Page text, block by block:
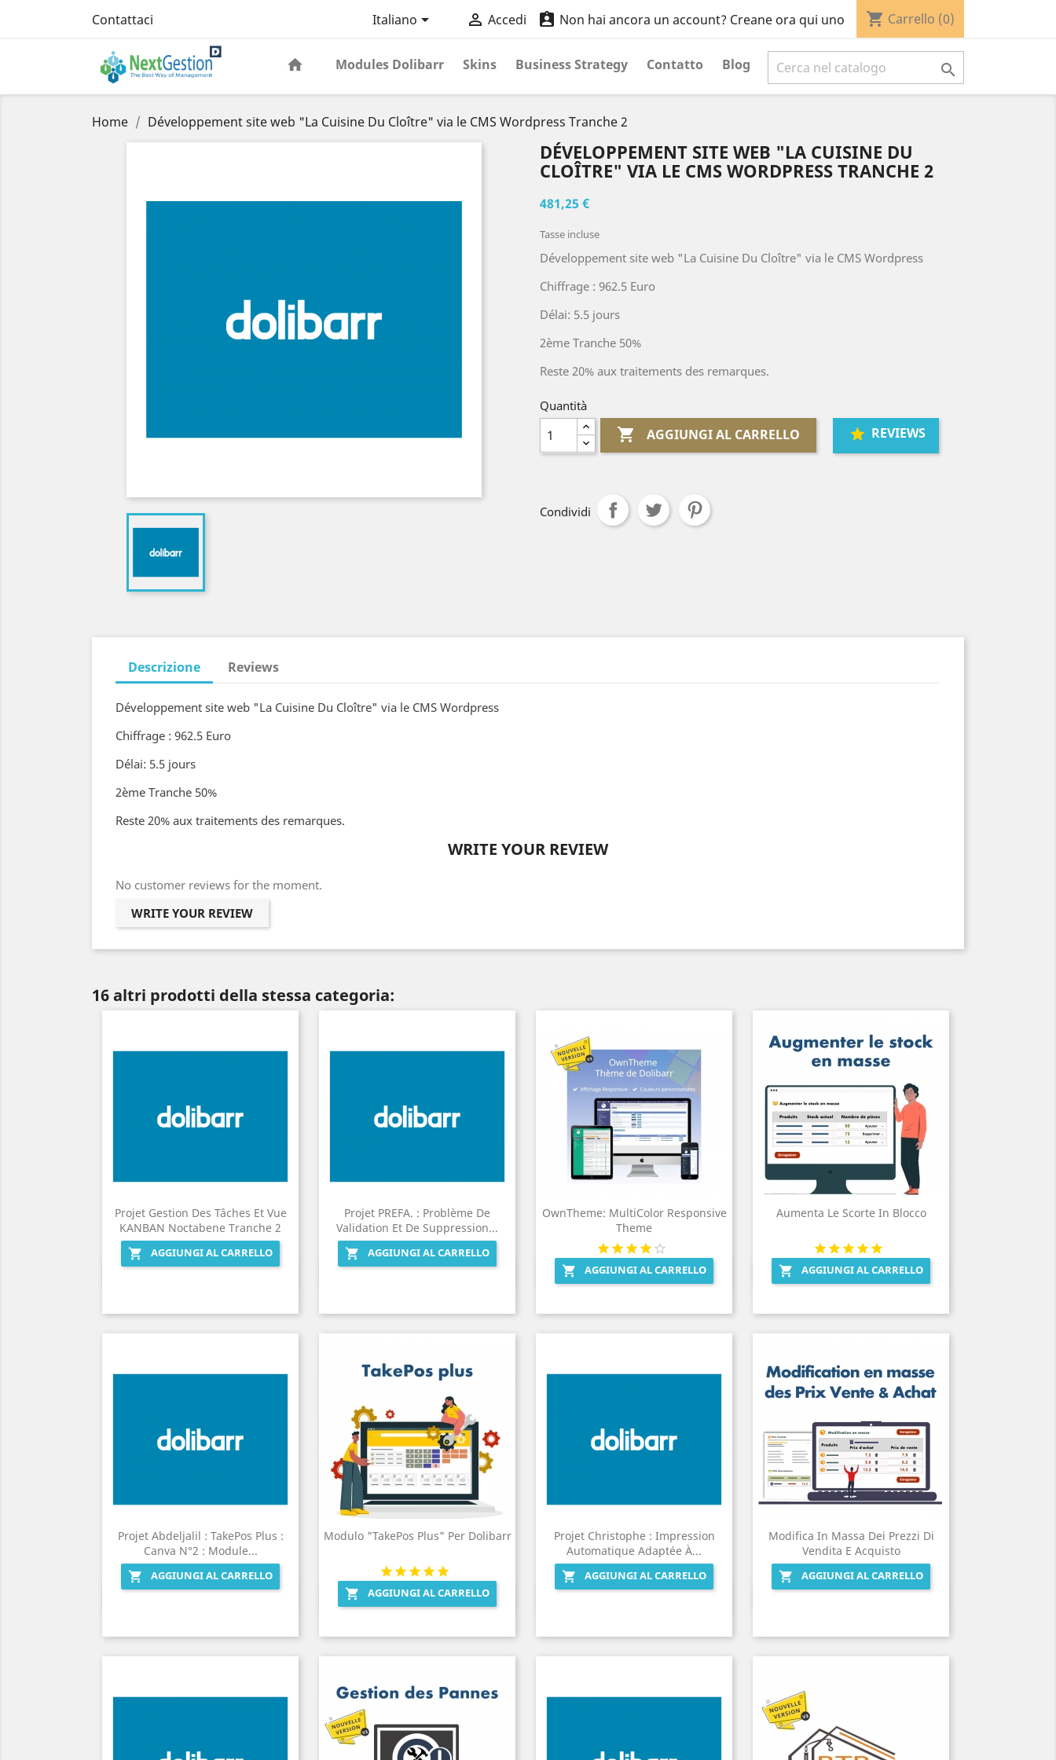
Contattaci Italiano  Accedi  Non hai ancora un account? Creane ora qui uno shopping_cart Carrello (0)
Modules Dolibarr Skins Business Strategy Contatto Blog 
Home Développement site web "La Cuisine Du Cloître" via le CMS Wordpress Tranche 2
DÉVELOPPEMENT SITE WEB "LA CUISINE DU
CLOÎTRE" VIA LE CMS WORDPRESS TRANCHE 2
481,25 €
Tasse incluse
Développement site web "La Cuisine Du Cloître" via le CMS Wordpress
Chiffrage : 962.5 Euro
Délai: 5.5 jours
2ème Tranche 50%
Reste 20% aux traitements des remarques.
Quantità
 AGGIUNGI AL CARRELLO REVIEWS
Condividi
Descrizione Reviews
Développement site web "La Cuisine Du Cloître" via le CMS Wordpress
Chiffrage : 962.5 Euro
Délai: 5.5 jours
2ème Tranche 50%
Reste 20% aux traitements des remarques.
WRITE YOUR REVIEW
No customer reviews for the moment.
WRITE YOUR REVIEW
16 altri prodotti della stessa categoria:
Projet Gestion Des Tâches Et Vue
KANBAN Noctabene Tranche 2

AGGIUNGI AL CARRELLO
Projet PREFA. : Problème De
Validation Et De Suppression...

AGGIUNGI AL CARRELLO
OwnTheme: MultiColor Responsive
Theme
 AGGIUNGI AL CARRELLO
Anteprima
Aumenta Le Scorte In Blocco
 AGGIUNGI AL CARRELLO
Anteprima
Projet Abdeljalil : TakePos Plus :
Canva N°2 : Module...

AGGIUNGI AL CARRELLO
Modulo "TakePos Plus" Per Dolibarr
 AGGIUNGI AL CARRELLO
Anteprima
Projet Christophe : Impression
Automatique Adaptée À...

AGGIUNGI AL CARRELLO
Modifica In Massa Dei Prezzi Di
Vendita E Acquisto

AGGIUNGI AL CARRELLO